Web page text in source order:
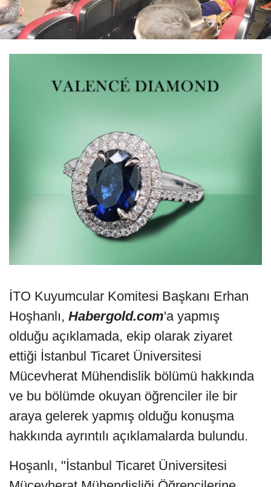
İTO Kuyumcular Komitesi Başkanı Erhan
Hoşhanlı, Habergold.com'a yapmış
olduğu açıklamada, ekip olarak ziyaret
ettiği İstanbul Ticaret Üniversitesi
Mücevherat Mühendislik bölümü hakkında
ve bu bölümde okuyan öğrenciler ile bir
araya gelerek yapmış olduğu konuşma
hakkında ayrıntılı açıklamalarda bulundu.
Hoşanlı, "İstanbul Ticaret Üniversitesi